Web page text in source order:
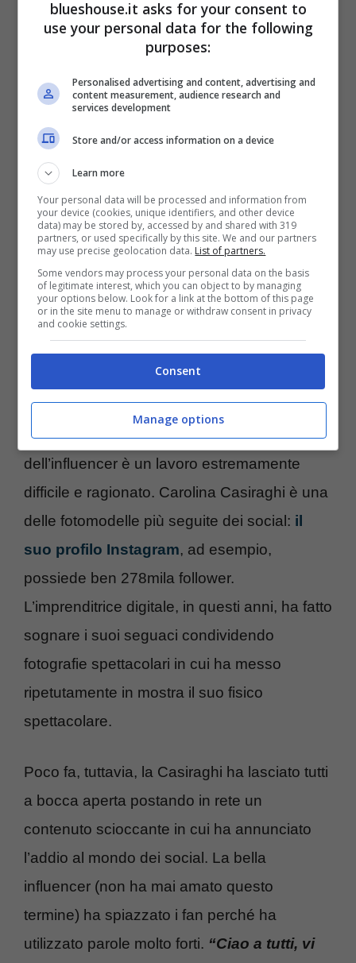
In un mondo così complesso, anche quello
dell’influencer è un lavoro estremamente
difficile e ragionato. Carolina Casiraghi è una
delle fotomodelle più seguite dei social: il
suo profilo Instagram, ad esempio,
possiede ben 278mila follower.
L’imprenditrice digitale, in questi anni, ha fatto
sognare i suoi seguaci condividendo
fotografie spettacolari in cui ha messo
ripetutamente in mostra il suo fisico
spettacolare.
Poco fa, tuttavia, la Casiraghi ha lasciato tutti
a bocca aperta postando in rete un
contenuto scioccante in cui ha annunciato
l’addio al mondo dei social. La bella
influencer (non ha mai amato questo
termine) ha spiazzato i fan perché ha
utilizzato parole molto forti. “Ciao a tutti, vi
blueshouse.it asks for your consent to
use your personal data for the following
purposes:
Personalised advertising and content, advertising and
content measurement, audience research and
services development
Store and/or access information on a device
Learn more
Your personal data will be processed and information from
your device (cookies, unique identifiers, and other device
data) may be stored by, accessed by and shared with 319
partners, or used specifically by this site. We and our partners
may use precise geolocation data. List of partners.
Some vendors may process your personal data on the basis
of legitimate interest, which you can object to by managing
your options below. Look for a link at the bottom of this page
or in the site menu to manage or withdraw consent in privacy
and cookie settings.
Consent
Manage options